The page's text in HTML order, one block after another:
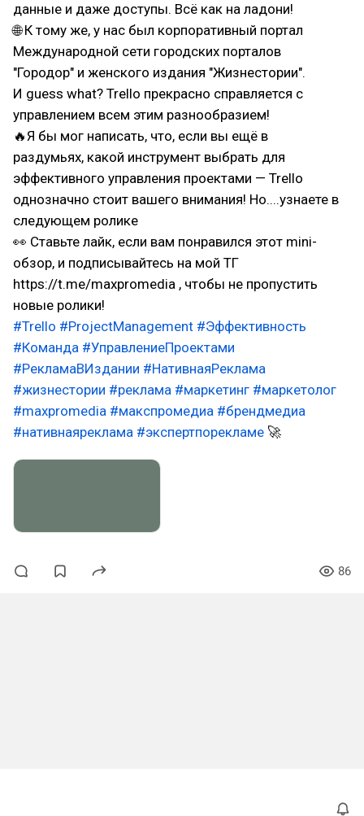
данные и даже доступы. Всё как на ладони!
🌐 К тому же, у нас был корпоративный портал
Международной сети городских порталов
"Городор" и женского издания "Жизнестории".
И guess what? Trello прекрасно справляется с
управлением всем этим разнообразием!
🔥Я бы мог написать, что, если вы ещё в
раздумьях, какой инструмент выбрать для
эффективного управления проектами — Trello
однозначно стоит вашего внимания! Но....узнаете в
следующем ролике
👀 Ставьте лайк, если вам понравился этот mini-
обзор, и подписывайтесь на мой ТГ
https://t.me/maxpromedia , чтобы не пропустить
новые ролики!
#Trello #ProjectManagement #Эффективность
#Команда #УправлениеПроектами
#РекламаВИздании #НативнаяРеклама
#жизнестории #реклама #маркетинг #маркетолог
#maxpromedia #макспромедиа #брендмедиа
#нативнаяреклама #экспертпорекламе 🚀
86